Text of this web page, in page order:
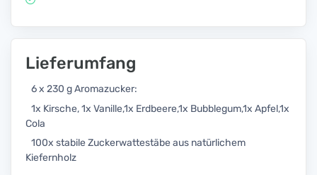
Lieferumfang
6 x 230 g Aromazucker:
1x Kirsche, 1x Vanille,1x Erdbeere,1x Bubblegum,1x Apfel,1x
Cola
100x stabile Zuckerwattestäbe aus natürlichem
Kiefernholz